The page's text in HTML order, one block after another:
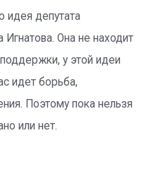
идея депутата
Она не находит
у этой идеи
идет борьба,
Поэтому пока нельзя
или нет.